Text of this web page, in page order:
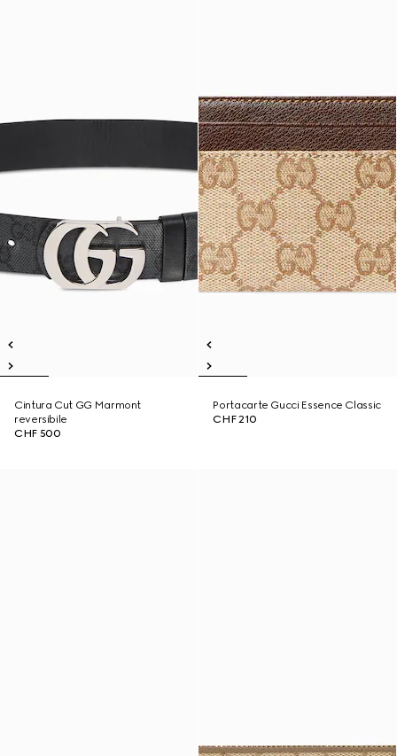
Cintura Cut GG Marmont
reversibile
CHF 500
Portacarte Gucci Essence Classic
CHF 210